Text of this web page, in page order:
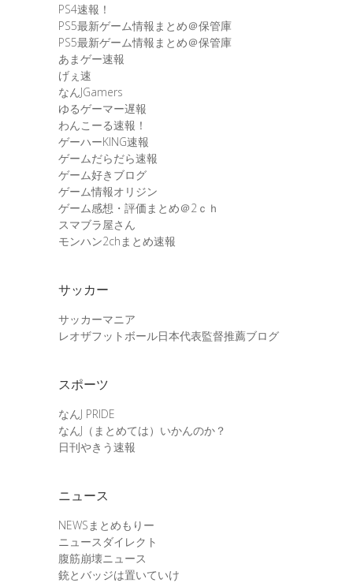
PS4速報！
PS5最新ゲーム情報まとめ＠保管庫
PS5最新ゲーム情報まとめ＠保管庫
あまゲー速報
げぇ速
なんJGamers
ゆるゲーマー遅報
わんこーる速報！
ゲーハーKING速報
ゲームだらだら速報
ゲーム好きブログ
ゲーム情報オリジン
ゲーム感想・評価まとめ＠2ｃｈ
スマブラ屋さん
モンハン2chまとめ速報
サッカー
サッカーマニア
レオザフットボール日本代表監督推薦ブログ
スポーツ
なんJ PRIDE
なんJ（まとめては）いかんのか？
日刊やきう速報
ニュース
NEWSまとめもりー
ニュースダイレクト
腹筋崩壊ニュース
銃とバッジは置いていけ